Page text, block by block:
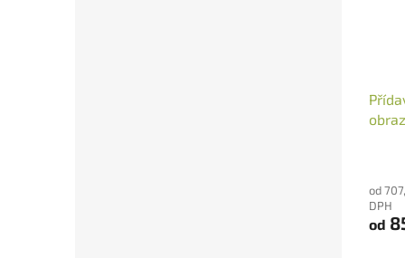
od
DPH
od